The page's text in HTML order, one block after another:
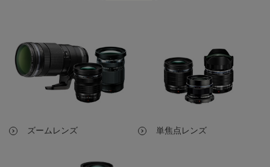
ズームレンズ 単焦点レンズ